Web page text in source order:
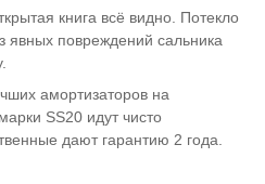
книга всё видно. Потекло
явных повреждений сальника
амортизаторов на
SS20 идут чисто
дают гарантию 2 года.